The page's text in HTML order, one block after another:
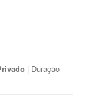
| Duração